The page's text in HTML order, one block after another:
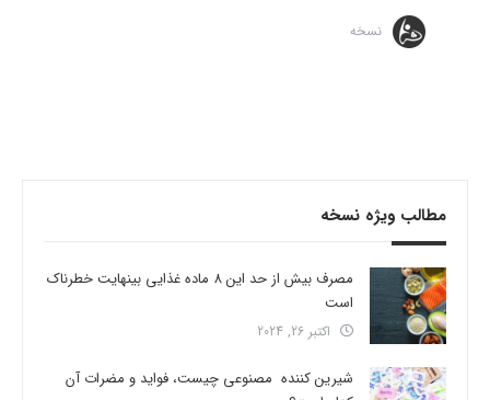
نسخه
مطالب ویژه نسخه
مصرف بیش از حد این 8 ماده غذایی بینهایت خطرناک
است
اکتبر 26, 2024
شیرین کننده مصنوعی چیست، فواید و مضرات آن